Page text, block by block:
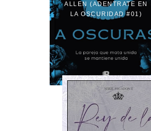
ALLEN (ADENTRATE EN
LA OSCURIDAD #01)